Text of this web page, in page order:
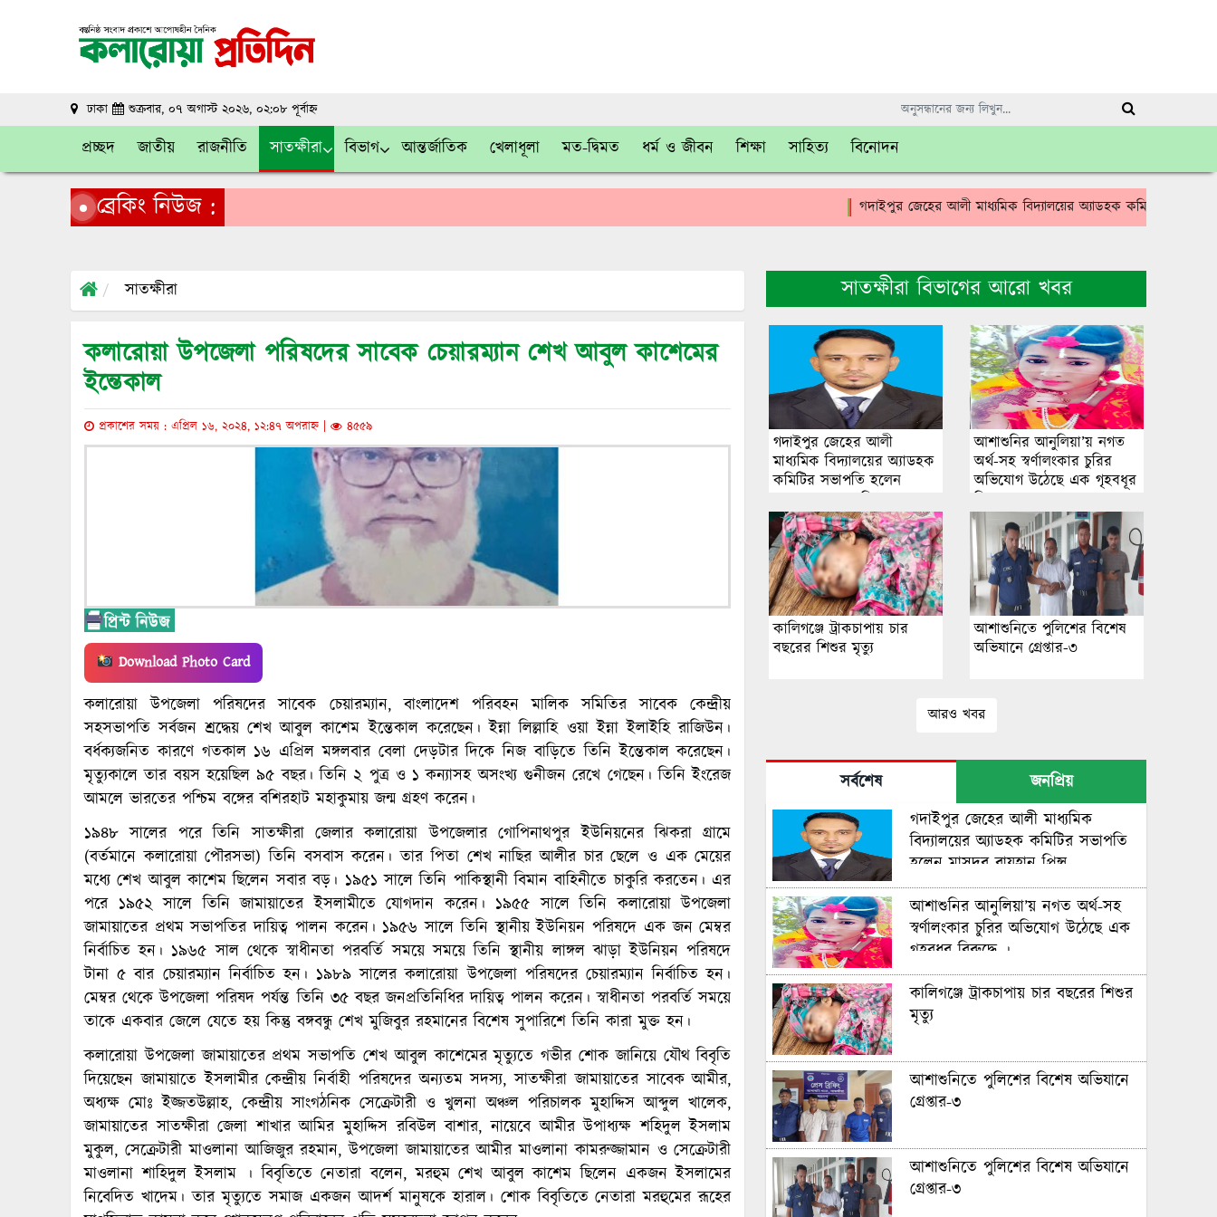
ঢাকা শুক্রবার, ০৭ অগাস্ট ২০২৬, ০২:০৮ পূর্বাহ্ন
প্রচ্ছদ জাতীয় রাজনীতি সাতক্ষীরা বিভাগ আন্তর্জাতিক খেলাধূলা মত-দ্বিমত ধর্ম ও জীবন শিক্ষা সাহিত্য বিনোদন
ব্রেকিং নিউজ : গদাইপুর জেহের আলী মাধ্যমিক বিদ্যালয়ের অ্যাডহক কমিটির সভাপতি হলেন
সাতক্ষীরা
কলারোয়া উপজেলা পরিষদের সাবেক চেয়ারম্যান শেখ আবুল কাশেমের
ইন্তেকাল
প্রকাশের সময় : এপ্রিল ১৬, ২০২৪, ১২:৪৭ অপরাহ্ন | ৪৫৫৯
Download Photo Card
কলারোয়া উপজেলা পরিষদের সাবেক চেয়ারম্যান, বাংলাদেশ পরিবহন মালিক সমিতির সাবেক কেন্দ্রীয়
সহসভাপতি সর্বজন শ্রদ্ধেয় শেখ আবুল কাশেম ইন্তেকাল করেছেন। ইন্না লিল্লাহি ওয়া ইন্না ইলাইহি রাজিউন।
বর্ধক্যজনিত কারণে গতকাল ১৬ এপ্রিল মঙ্গলবার বেলা দেড়টার দিকে নিজ বাড়িতে তিনি ইন্তেকাল করেছেন।
মৃত্যুকালে তার বয়স হয়েছিল ৯৫ বছর। তিনি ২ পুত্র ও ১ কন্যাসহ অসংখ্য গুনীজন রেখে গেছেন। তিনি ইংরেজ
আমলে ভারতের পশ্চিম বঙ্গের বশিরহাট মহাকুমায় জন্ম গ্রহণ করেন।
১৯৪৮ সালের পরে তিনি সাতক্ষীরা জেলার কলারোয়া উপজেলার গোপিনাথপুর ইউনিয়নের ঝিকরা গ্রামে
(বর্তমানে কলারোয়া পৌরসভা) তিনি বসবাস করেন। তার পিতা শেখ নাছির আলীর চার ছেলে ও এক মেয়ের
মধ্যে শেখ আবুল কাশেম ছিলেন সবার বড়। ১৯৫১ সালে তিনি পাকিস্থানী বিমান বাহিনীতে চাকুরি করতেন। এর
পরে ১৯৫২ সালে তিনি জামায়াতের ইসলামীতে যোগদান করেন। ১৯৫৫ সালে তিনি কলারোয়া উপজেলা
জামায়াতের প্রথম সভাপতির দায়িত্ব পালন করেন। ১৯৫৬ সালে তিনি স্থানীয় ইউনিয়ন পরিষদে এক জন মেম্বর
নির্বাচিত হন। ১৯৬৫ সাল থেকে স্বাধীনতা পরবর্তি সময়ে সময়ে তিনি স্থানীয় লাঙ্গল ঝাড়া ইউনিয়ন পরিষদে
টানা ৫ বার চেয়ারম্যান নির্বাচিত হন। ১৯৮৯ সালের কলারোয়া উপজেলা পরিষদের চেয়ারম্যান নির্বাচিত হন।
মেম্বর থেকে উপজেলা পরিষদ পর্যন্ত তিনি ৩৫ বছর জনপ্রতিনিধির দায়িত্ব পালন করেন। স্বাধীনতা পরবর্তি সময়ে
তাকে একবার জেলে যেতে হয় কিন্তু বঙ্গবন্ধু শেখ মুজিবুর রহমানের বিশেষ সুপারিশে তিনি কারা মুক্ত হন।
কলারোয়া উপজেলা জামায়াতের প্রথম সভাপতি শেখ আবুল কাশেমের মৃত্যুতে গভীর শোক জানিয়ে যৌথ বিবৃতি
দিয়েছেন জামায়াতে ইসলামীর কেন্দ্রীয় নির্বাহী পরিষদের অন্যতম সদস্য, সাতক্ষীরা জামায়াতের সাবেক আমীর,
অধ্যক্ষ মোঃ ইজ্জতউল্লাহ, কেন্দ্রীয় সাংগঠনিক সেক্রেটারী ও খুলনা অঞ্চল পরিচালক মুহাদ্দিস আব্দুল খালেক,
জামায়াতের সাতক্ষীরা জেলা শাখার আমির মুহাদ্দিস রবিউল বাশার, নায়েবে আমীর উপাধ্যক্ষ শহিদুল ইসলাম
মুকুল, সেক্রেটারী মাওলানা আজিজুর রহমান, উপজেলা জামায়াতের আমীর মাওলানা কামরুজ্জামান ও সেক্রেটারী
মাওলানা শাহিদুল ইসলাম । বিবৃতিতে নেতারা বলেন, মরহুম শেখ আবুল কাশেম ছিলেন একজন ইসলামের
নিবেদিত খাদেম। তার মৃত্যুতে সমাজ একজন আদর্শ মানুষকে হারাল। শোক বিবৃতিতে নেতারা মরহুমের রূহের
সাতক্ষীরা বিভাগের আরো খবর
গদাইপুর জেহের আলী
মাধ্যমিক বিদ্যালয়ের অ্যাডহক
কমিটির সভাপতি হলেন
মাসুদুর রায়হান প্রিন্স
আশাশুনির আনুলিয়া’য় নগত
অর্থ-সহ স্বর্ণালংকার চুরির
অভিযোগ উঠেছে এক গৃহবধূর
বিরুদ্ধে ।
কালিগঞ্জে ট্রাকচাপায় চার
বছরের শিশুর মৃত্যু
আশাশুনিতে পুলিশের বিশেষ
অভিযানে গ্রেপ্তার-৩
আরও খবর
সর্বশেষ
জনপ্রিয়
গদাইপুর জেহের আলী মাধ্যমিক
বিদ্যালয়ের অ্যাডহক কমিটির সভাপতি
হলেন মাসুদুর রায়হান প্রিন্স
আশাশুনির আনুলিয়া’য় নগত অর্থ-সহ
স্বর্ণালংকার চুরির অভিযোগ উঠেছে এক
গৃহবধূর বিরুদ্ধে ।
কালিগঞ্জে ট্রাকচাপায় চার বছরের শিশুর
মৃত্যু
আশাশুনিতে পুলিশের বিশেষ অভিযানে
গ্রেপ্তার-৩
আশাশুনিতে পুলিশের বিশেষ অভিযানে
গ্রেপ্তার-৩